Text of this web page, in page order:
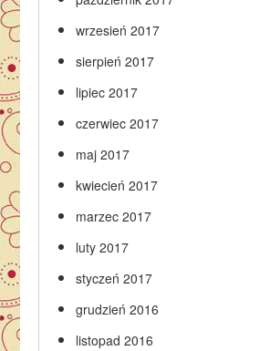
wrzesień 2017
sierpień 2017
lipiec 2017
czerwiec 2017
maj 2017
kwiecień 2017
marzec 2017
luty 2017
styczeń 2017
grudzień 2016
listopad 2016